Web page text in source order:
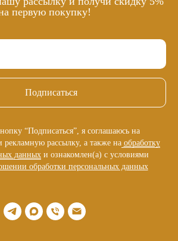
первую покупку!
Подписаться
“Подписаться”, я соглашаюсь на
рассылку, а также на обработку
данных и ознакомлен(а) с условиями
обработки персональных данных